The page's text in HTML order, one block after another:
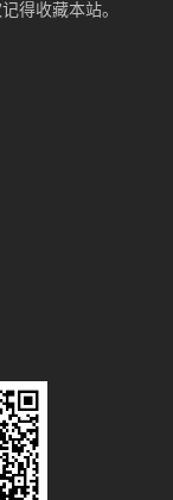
得收藏本站。